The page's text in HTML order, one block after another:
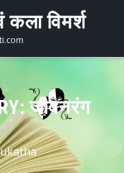
कला विमर्श
जीवनरंग